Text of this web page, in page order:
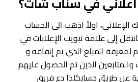
اولاً اذهب الى الحساب
إلى علامة تبويب الإعلانات في
لمعرفة المبلغ الذي تم إنفاقه و
الذين تم الحصول عليهم